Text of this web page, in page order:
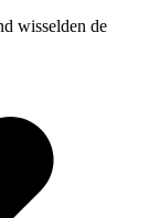
wisselden de